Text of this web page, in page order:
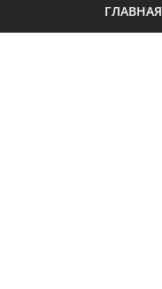
ГЛАВНАЯ